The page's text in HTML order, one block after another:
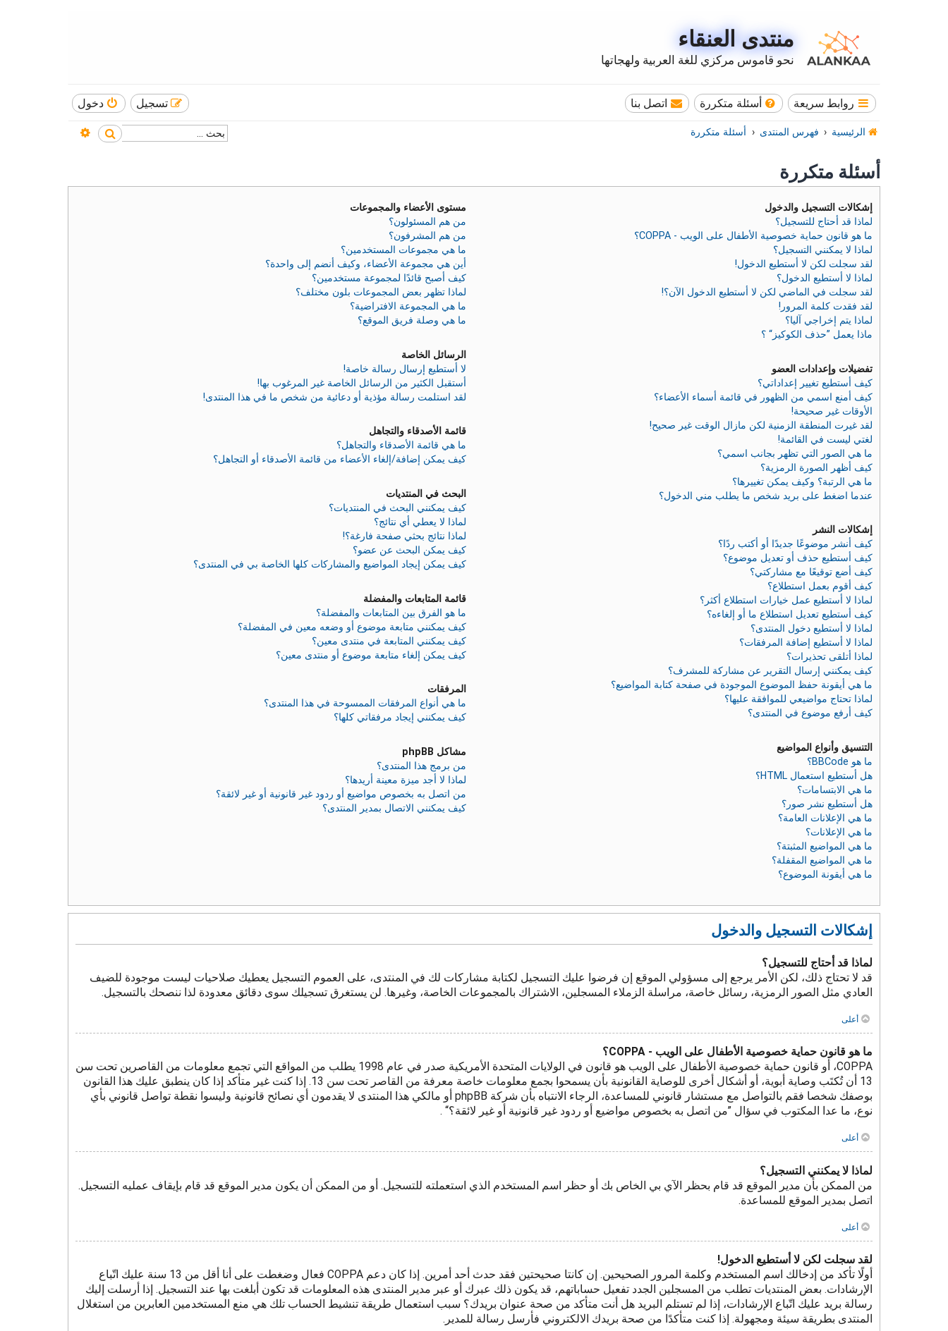
منتدى العنقاء
نحو قاموس مركزي للغة العربية ولهجاتها
روابط سريعة أسئلة متكررة اتصل بنا دخول تسجيل
الرئيسية فهرس المنتدى أسئلة متكررة بحث
أسئلة متكررة
إشكالات التسجيل والدخول
لماذا قد أحتاج للتسجيل؟
ما هو قانون حماية خصوصية الأطفال على الويب - COPPA؟
لماذا لا يمكنني التسجيل؟
لقد سجلت لكن لا أستطيع الدخول!
لماذا لا أستطيع الدخول؟
لقد سجلت في الماضي لكن لا أستطيع الدخول الآن؟!
لقد فقدت كلمة المرور!
لماذا يتم إخراجي آليا؟
ماذا يعمل ”حذف الكوكيز“ ؟
تفضيلات وإعدادات العضو
كيف أستطيع تغيير إعداداتي؟
كيف أمنع اسمي من الظهور في قائمة أسماء الأعضاء؟
الأوقات غير صحيحة!
لقد غيرت المنطقة الزمنية لكن مازال الوقت غير صحيح!
لغتي ليست في القائمة!
ما هي الصور التي تظهر بجانب اسمي؟
كيف أظهر الصورة الرمزية؟
ما هي الرتبة؟ وكيف يمكن تغييرها؟
عندما اضغط على بريد شخص ما يطلب مني الدخول؟
إشكالات النشر
كيف أنشر موضوعًا جديدًا أو أكتب ردًا؟
كيف أستطيع حذف أو تعديل موضوع؟
كيف أضع توقيعًا مع مشاركتي؟
كيف أقوم بعمل استطلاع؟
لماذا لا أستطيع عمل خيارات استطلاع أكثر؟
كيف أستطيع تعديل استطلاع ما أو إلغاءه؟
لماذا لا أستطيع دخول المنتدى؟
لماذا لا أستطيع إضافة المرفقات؟
لماذا أتلقى تحذيرات؟
كيف يمكنني إرسال التقرير عن مشاركة للمشرف؟
ما هي أيقونة حفظ الموضوع الموجودة في صفحة كتابة المواضيع؟
لماذا تحتاج مواضيعي للموافقة عليها؟
كيف أرفع موضوع في المنتدى؟
التنسيق وأنواع المواضيع
ما هو BBCode؟
هل أستطيع استعمال HTML؟
ما هي الابتسامات؟
هل أستطيع نشر صور؟
ما هي الإعلانات العامة؟
ما هي الإعلانات؟
ما هي المواضيع المثبتة؟
ما هي المواضيع المقفلة؟
ما هي أيقونة الموضوع؟
مستوى الأعضاء والمجموعات
من هم المسئولون؟
من هم المشرفون؟
ما هي مجموعات المستخدمين؟
أين هي مجموعة الأعضاء، وكيف أنضم إلى واحدة؟
كيف أصبح قائدًا لمجموعة مستخدمين؟
لماذا تظهر بعض المجموعات بلون مختلف؟
ما هي المجموعة الافتراضية؟
ما هي وصلة فريق الموقع؟
الرسائل الخاصة
لا أستطيع إرسال رسالة خاصة!
أستقبل الكثير من الرسائل الخاصة غير المرغوب بها!
لقد استلمت رسالة مؤذية أو دعائية من شخص ما في هذا المنتدى!
قائمة الأصدقاء والتجاهل
ما هي قائمة الأصدقاء والتجاهل؟
كيف يمكن إضافة/إلغاء الأعضاء من قائمة الأصدقاء أو التجاهل؟
البحث في المنتديات
كيف يمكنني البحث في المنتديات؟
لماذا لا يعطي أي نتائج؟
لماذا نتائج بحثي صفحة فارغة؟!
كيف يمكن البحث عن عضو؟
كيف يمكن إيجاد المواضيع والمشاركات كلها الخاصة بي في المنتدى؟
قائمة المتابعات والمفضلة
ما هو الفرق بين المتابعات والمفضلة؟
كيف يمكنني متابعة موضوع أو وضعه معين في المفضلة؟
كيف يمكنني المتابعة في منتدى معين؟
كيف يمكن إلغاء متابعة موضوع أو منتدى معين؟
المرفقات
ما هي أنواع المرفقات الممسوحة في هذا المنتدى؟
كيف يمكنني إيجاد مرفقاتي كلها؟
مشاكل phpBB
من برمج هذا المنتدى؟
لماذا لا أجد ميزة معينة أريدها؟
من اتصل به بخصوص مواضيع أو ردود غير قانونية أو غير لائقة؟
كيف يمكنني الاتصال بمدير المنتدى؟
إشكالات التسجيل والدخول
لماذا قد أحتاج للتسجيل؟
قد لا تحتاج ذلك، لكن الأمر يرجع إلى مسؤولي الموقع إن فرضوا عليك التسجيل لكتابة مشاركات لك في المنتدى، على العموم التسجيل يعطيك صلاحيات ليست موجودة للضيف
العادي مثل الصور الرمزية، رسائل خاصة، مراسلة الزملاء المسجلين، الاشتراك بالمجموعات الخاصة، وغيرها. لن يستغرق تسجيلك سوى دقائق معدودة لذا ننصحك بالتسجيل.
أعلى
ما هو قانون حماية خصوصية الأطفال على الويب - COPPA؟
COPPA، أو قانون حماية خصوصية الأطفال على الويب هو قانون في الولايات المتحدة الأمريكية صدر في عام 1998 يطلب من المواقع التي تجمع معلومات من القاصرين تحت سن
13 أن تُكتَب وصاية أبوية، أو أشكال أخرى للوصاية القانونية بأن يسمحوا بجمع معلومات خاصة معرفة من القاصر تحت سن 13. إذا كنت غير متأكد إذا كان ينطبق عليك هذا القانون
بوصفك شخصا فقم بالتواصل مع مستشار قانوني للمساعدة، الرجاء الانتباه بأن شركة phpBB أو مالكي هذا المنتدى لا يقدمون أي نصائح قانونية وليسوا نقطة تواصل قانوني بأي
نوع، ما عدا المكتوب في سؤال ”من اتصل به بخصوص مواضيع أو ردود غير قانونية أو غير لائقة؟“ .
أعلى
لماذا لا يمكنني التسجيل؟
من الممكن بأن مدير الموقع قد قام بحظر الآي بي الخاص بك أو حظر اسم المستخدم الذي استعملته للتسجيل. أو من الممكن أن يكون مدير الموقع قد قام بإيقاف عمليه التسجيل.
اتصل بمدير الموقع للمساعدة.
أعلى
لقد سجلت لكن لا أستطيع الدخول!
أولًا تأكد من إدخالك اسم المستخدم وكلمة المرور الصحيحين. إن كانتا صحيحتين فقد حدث أحد أمرين. إذا كان دعم COPPA فعال وضغطت على أنا أقل من 13 سنة عليك اتّباع
الإرشادات. بعض المنتديات تطلب من المسجلين الجدد تفعيل حساباتهم، قد يكون ذلك عبرك أو عبر مدير المنتدى هذه المعلومات قد تكون أبلغت بها عند التسجيل. إذا أرسلت إليك
رسالة بريد عليك اتّباع الإرشادات، إذا لم تستلم البريد هل أنت متأكد من صحة عنوان بريدك؟ سبب استعمال طريقة تنشيط الحساب تلك هي منع المستخدمين العابرين من استغلال
المنتدى بطريقة سيئة ومجهولة. إذا كنت متأكدًا من صحة بريدك الالكتروني فأرسل رسالة للمدير.